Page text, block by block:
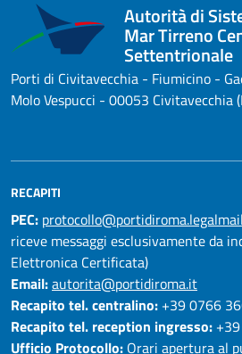
Autorità di
Mar Tirreno
Settentrionale
Porti di Civitavecchia - Fiumicino -
Molo Vespucci - 00053 Civitavecchia
RECAPITI
PEC:
riceve messaggi esclusivamente da
Elettronica Certificata)
Email:autorita@portidiroma.it
Recapito tel. centralino: +39 0766
Recapito tel. reception ingresso:
Ufficio Protocollo: Orari apertura al